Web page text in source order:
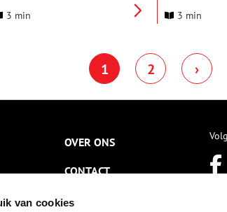
van cookies
keer: een boekje met
kapitein, met daarin ook
gedroogde bloemen en
3 min
Deze keer: een
archief van de
brandweer
bewaard met
een nummer,
een
penningen –
3 min
1 2 ›
OVER ONS
CONTACT
NIEUWSBRIEF